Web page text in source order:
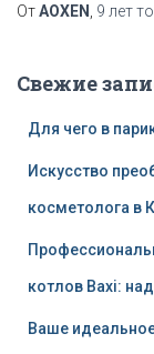
ОтAOXEN 9 лет
Свежие
Для чего в
Искусство
косметолога в
котлов Baxi:
Ваше